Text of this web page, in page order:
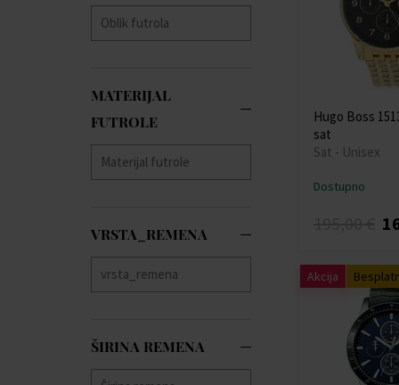
MATERIJAL
FUTROLE
VRSTA_REMENA
ŠIRINA REMENA
Hugo Boss
sat
Sat - Unisex
Dostupno
Akcija